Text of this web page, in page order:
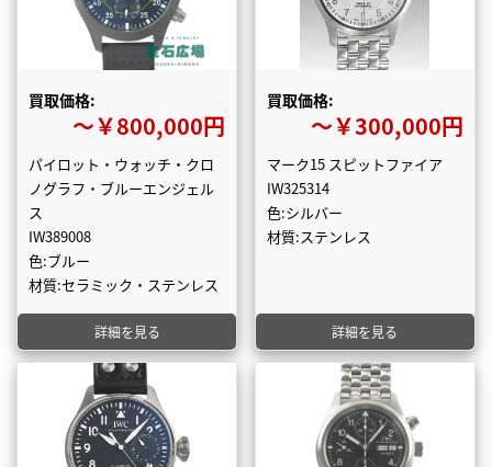
買取価格:
〜￥800,000円
パイロット・ウォッチ・クロ
ノグラフ・ブルーエンジェル
ス
IW389008
色:ブルー
材質:セラミック・ステンレス
詳細を見る
買取価格:
〜￥300,000円
マーク15 スピットファイア
IW325314
色:シルバー
材質:ステンレス
詳細を見る